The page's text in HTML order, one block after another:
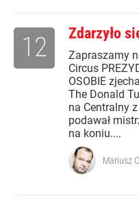
Zdarzyło
Zapraszamy
Circus
OSOBIE
The Donald
na Centralny
podawał
na koniu....
12
Mariusz